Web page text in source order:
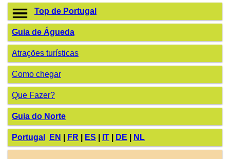
Top de Portugal
Guia de Águeda
Atrações turísticas
Como chegar
Que Fazer?
Guia do Norte
Portugal EN FR ES IT DE NL